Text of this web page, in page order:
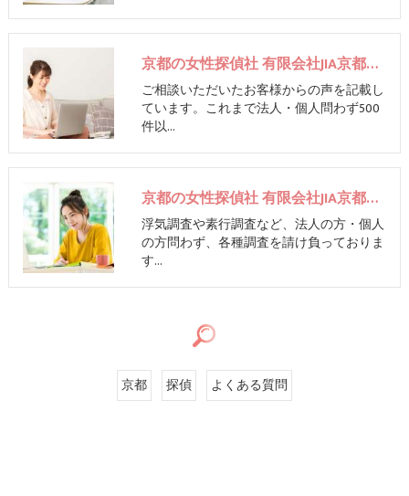
京都の女性探偵社 有限会社JIA京都のお客様の声
ご相談いただいたお客様からの声を記載し
ています。これまで法人・個人問わず500
件以…
京都の女性探偵社 有限会社JIA京都の評判
浮気調査や素行調査など、法人の方・個人
の方問わず、各種調査を請け負っておりま
す…
京都 探偵 よくある質問